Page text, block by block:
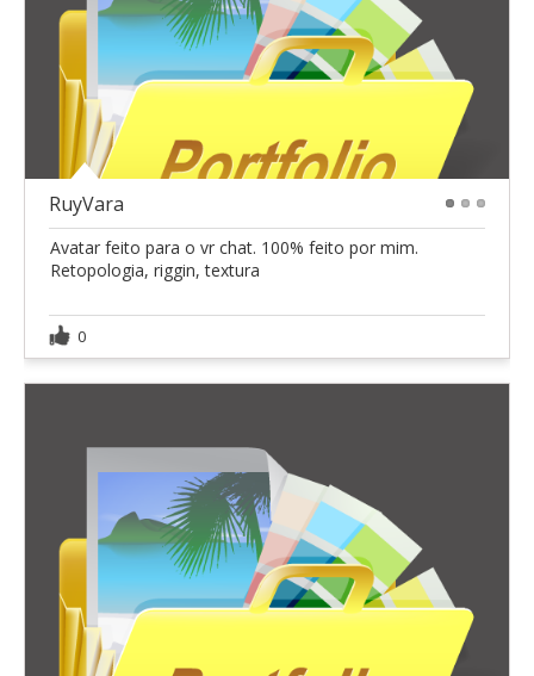
RuyVara
Avatar feito para o vr chat. 100% feito por mim.
Retopologia, riggin, textura
0